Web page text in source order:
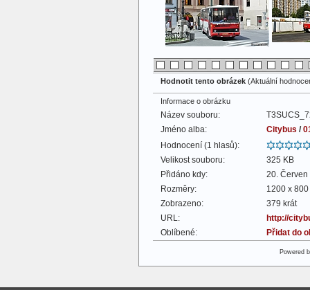
Hodnotit tento obrázek (Aktuální
Informace o obrázku
Název souboru:
Jméno alba:
Citybus /
Hodnocení (1 hlasů):
Velikost souboru:
325 KB
Přidáno kdy:
20. Červen
Rozměry:
1200 x
Zobrazeno:
379 krát
URL:
http://
Oblíbené:
Přidat do
Powered